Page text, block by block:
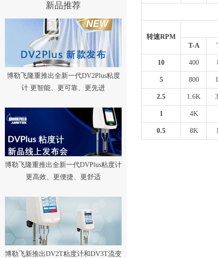
转速RPM
T-A
10 400
5 800
2.5 1.6K
1 4K
0.5 8K
新品推荐
博勒飞隆重推出全新一代DV2Plus粘度
计 更智能、更可靠、更先进
博勒飞隆重推出全新一代DVPlus粘度计
更高效、更便捷、更舒适
博勒飞新推出DV2T粘度计和DV3T流变